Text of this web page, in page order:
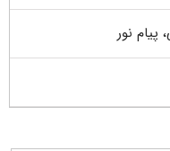
پیام نور